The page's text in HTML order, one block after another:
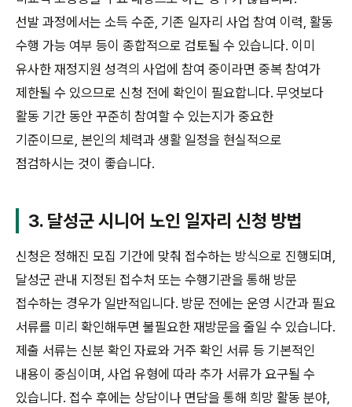
선발 과정에서는 소득 수준, 기존 일자리 사업 참여 이력, 활동
수행 가능 여부 등이 종합적으로 검토될 수 있습니다. 이미
유사한 재정지원 성격의 사업에 참여 중이라면 중복 참여가
제한될 수 있으므로 신청 전에 확인이 필요합니다. 무엇보다
활동 기간 동안 꾸준히 참여할 수 있는지가 중요한
기준이므로, 본인의 체력과 생활 일정을 현실적으로
점검하시는 것이 좋습니다.
3. 달성군 시니어 노인 일자리 신청 방법
신청은 정해진 모집 기간에 맞춰 접수하는 방식으로 진행되며,
달성군 관내 지정된 접수처 또는 수행기관을 통해 방문
접수하는 경우가 일반적입니다. 방문 전에는 운영 시간과 필요
서류를 미리 확인해두면 불필요한 재방문을 줄일 수 있습니다.
제출 서류는 신분 확인 자료와 거주 확인 서류 등 기본적인
내용이 중심이며, 사업 유형에 따라 추가 서류가 요구될 수
있습니다. 접수 후에는 상담이나 면담을 통해 희망 활동 분야,